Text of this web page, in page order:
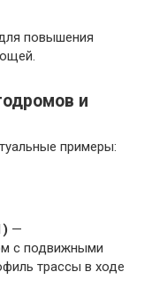
повышения
и
примеры:
—
с подвижными
трассы в ходе